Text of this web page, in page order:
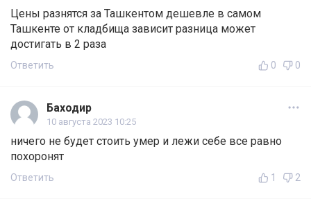
Цены разнятся за Ташкентом дешевле в самом
Ташкенте от кладбища зависит разница может
достигать в 2 раза
Ответить 0 0
Баходир
10 августа 2023 10:25
ничего не будет стоить умер и лежи себе все равно
похоронят
Ответить 1 2